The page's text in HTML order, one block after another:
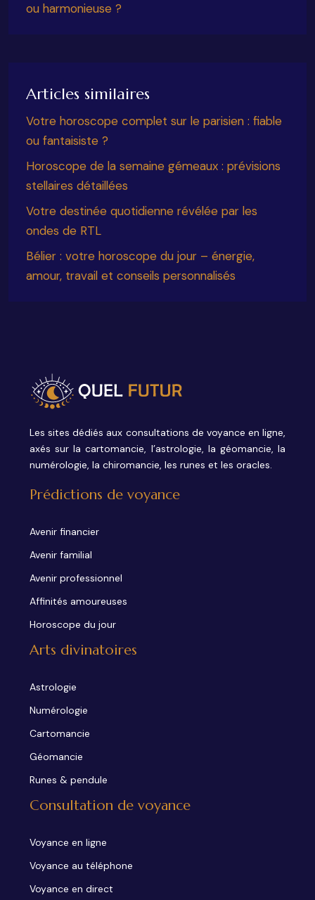
ou harmonieuse ?
Articles similaires
Votre horoscope complet sur le parisien : fiable
ou fantaisiste ?
Horoscope de la semaine gémeaux : prévisions
stellaires détaillées
Votre destinée quotidienne révélée par les
ondes de RTL
Bélier : votre horoscope du jour – énergie,
amour, travail et conseils personnalisés
Les sites dédiés aux consultations de voyance en ligne,
axés sur la cartomancie, l’astrologie, la géomancie, la
numérologie, la chiromancie, les runes et les oracles.
Prédictions de voyance
Avenir financier
Avenir familial
Avenir professionnel
Affinités amoureuses
Horoscope du jour
Arts divinatoires
Astrologie
Numérologie
Cartomancie
Géomancie
Runes & pendule
Consultation de voyance
Voyance en ligne
Voyance au téléphone
Voyance en direct